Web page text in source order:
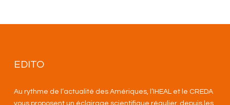
EDITO
Au rythme de l’actualité des Amériques, l’IHEAL et le CREDA